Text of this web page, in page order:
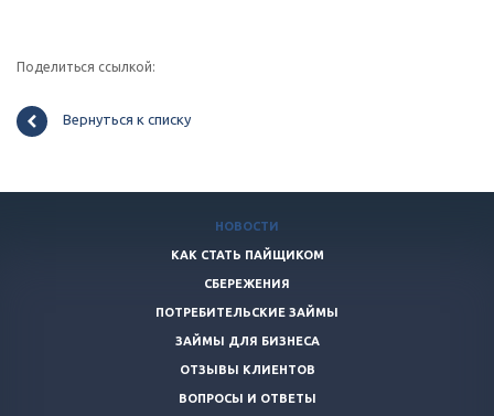
Поделиться ссылкой:
Вернуться к списку
НОВОСТИ
КАК СТАТЬ ПАЙЩИКОМ
СБЕРЕЖЕНИЯ
ПОТРЕБИТЕЛЬСКИЕ ЗАЙМЫ
ЗАЙМЫ ДЛЯ БИЗНЕСА
ОТЗЫВЫ КЛИЕНТОВ
ВОПРОСЫ И ОТВЕТЫ